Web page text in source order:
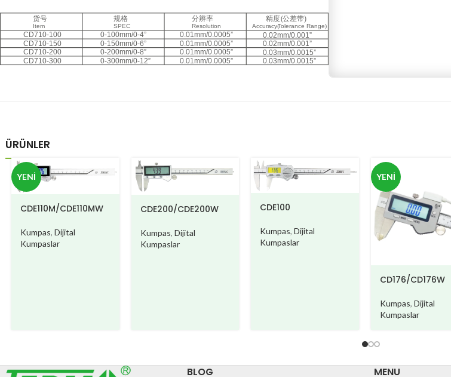
ÜRÜNLER
YENI
CDE110M/CDE110MW
Kumpas,Dijital
Kumpaslar
CDE200/CDE200W
Kumpas, Dijital
Kumpaslar
CDE100
Kumpas,Dijital
Kumpaslar
YENI
CD176/CD176W
Kumpas, Dijital
Kumpaslar
BLOG MENU